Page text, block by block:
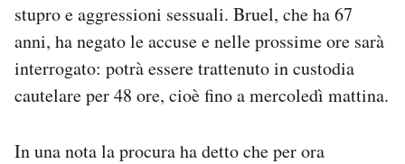
Area Personale
Newsletter
Notifiche mobile
Regala il Post
stupro e aggressioni sessuali. Bruel, che ha 67
anni, ha negato le accuse e nelle prossime ore sarà
interrogato: potrà essere trattenuto in custodia
cautelare per 48 ore, cioè fino a mercoledì mattina.
In una nota la procura ha detto che per ora